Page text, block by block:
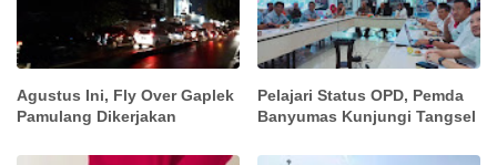
Agustus Ini, Fly Over Gaplek
Pamulang Dikerjakan
Pelajari Status OPD, Pemda
Banyumas Kunjungi Tangsel